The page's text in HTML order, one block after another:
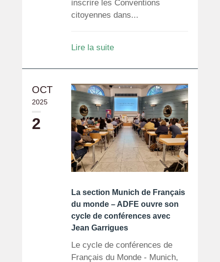
inscrire les Conventions
citoyennes dans...
Lire la suite
OCT
2025
2
La section Munich de Français
du monde – ADFE ouvre son
cycle de conférences avec
Jean Garrigues
Le cycle de conférences de
Français du Monde - Munich,